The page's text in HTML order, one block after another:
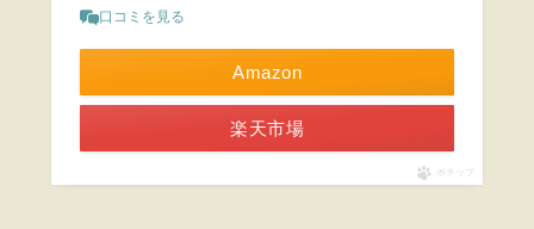
口コミを見る
Amazon
楽天市場
ポチップ